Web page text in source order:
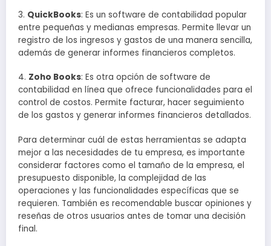
3. QuickBooks: Es un software de contabilidad popular
entre pequeñas y medianas empresas. Permite llevar un
registro de los ingresos y gastos de una manera sencilla,
además de generar informes financieros completos.
4. Zoho Books: Es otra opción de software de
contabilidad en línea que ofrece funcionalidades para el
control de costos. Permite facturar, hacer seguimiento
de los gastos y generar informes financieros detallados.
Para determinar cuál de estas herramientas se adapta
mejor a las necesidades de tu empresa, es importante
considerar factores como el tamaño de la empresa, el
presupuesto disponible, la complejidad de las
operaciones y las funcionalidades específicas que se
requieren. También es recomendable buscar opiniones y
reseñas de otros usuarios antes de tomar una decisión
final.